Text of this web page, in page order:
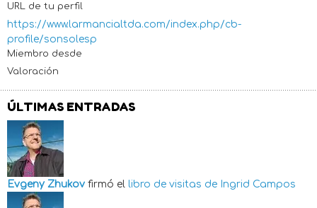
URL de tu perfil
https://www.larmancialtda.com/index.php/cb-
profile/sonsolesp
Miembro desde
Valoración
ÚLTIMAS ENTRADAS
Evgeny Zhukov firmó el libro de visitas de Ingrid Campos